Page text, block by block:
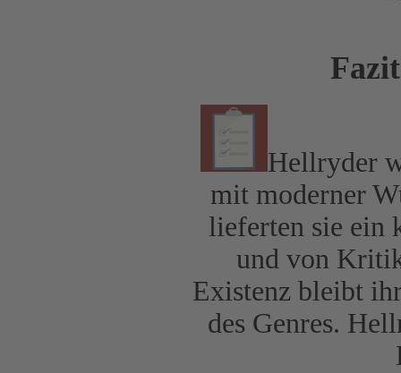
Hellryder
mit moderner
lieferten sie ein
und von
Existenz bleibt
des Genres.